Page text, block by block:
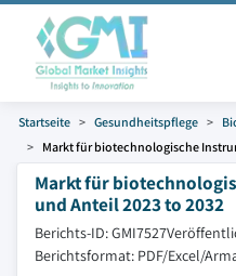
Startseite Gesundheitspflege
Markt für biotechnologische
Markt für
und Anteil 2023 to 2032
Berichts-ID: GMI7527
Berichtsformat: PDF/Excel/